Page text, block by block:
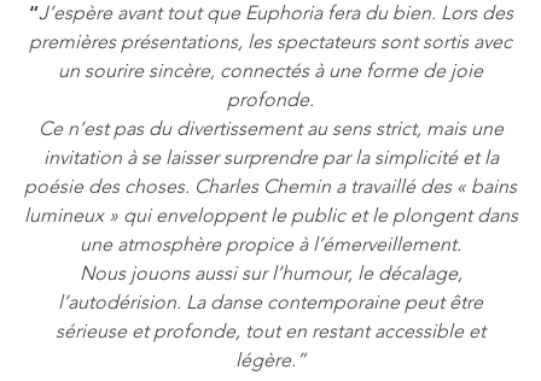
“J’espère avant tout que Euphoria fera du bien. Lors des
premières présentations, les spectateurs sont sortis avec
un sourire sincère, connectés à une forme de joie
profonde.
Ce n’est pas du divertissement au sens strict, mais une
invitation à se laisser surprendre par la simplicité et la
poésie des choses. Charles Chemin a travaillé des « bains
lumineux » qui enveloppent le public et le plongent dans
une atmosphère propice à l’émerveillement.
Nous jouons aussi sur l’humour, le décalage,
l’autodérision. La danse contemporaine peut être
sérieuse et profonde, tout en restant accessible et
légère.”